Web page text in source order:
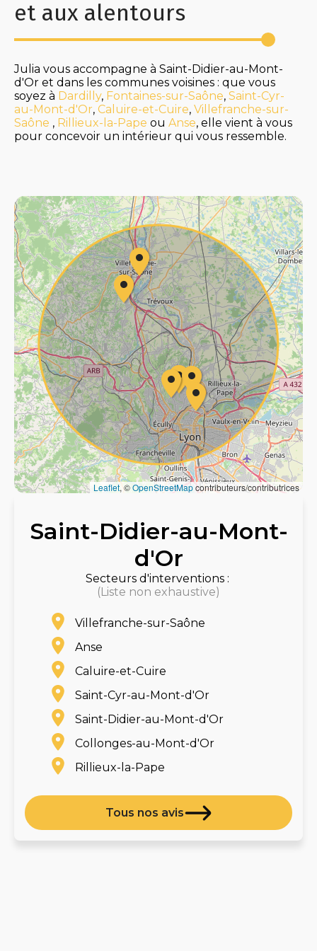
et aux alentours
Julia vous accompagne à Saint-Didier-au-Mont-
d'Or et dans les communes voisines : que vous
soyez à Dardilly, Fontaines-sur-Saône, Saint-Cyr-
au-Mont-d'Or, Caluire-et-Cuire, Villefranche-sur-
Saône , Rillieux-la-Pape ou Anse, elle vient à vous
pour concevoir un intérieur qui vous ressemble.
Leaflet, ©OpenStreetMapcontributeurs/contributrices
Saint-Didier-au-Mont-
d'Or
Secteurs d'interventions :
(Liste non exhaustive)
Villefranche-sur-Saône
Anse
Caluire-et-Cuire
Saint-Cyr-au-Mont-d'Or
Saint-Didier-au-Mont-d'Or
Collonges-au-Mont-d'Or
Rillieux-la-Pape
Tous nos avis